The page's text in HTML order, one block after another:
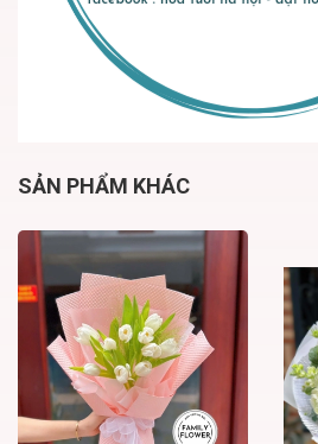
SẢN PHẨM KHÁC